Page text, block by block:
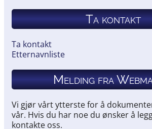
Ta kontakt
Ta kontakt
Etternavnliste
Melding fra
Vi gjør vårt ytterste for å
vår. Hvis du har noe du ønsker å
kontakte oss.